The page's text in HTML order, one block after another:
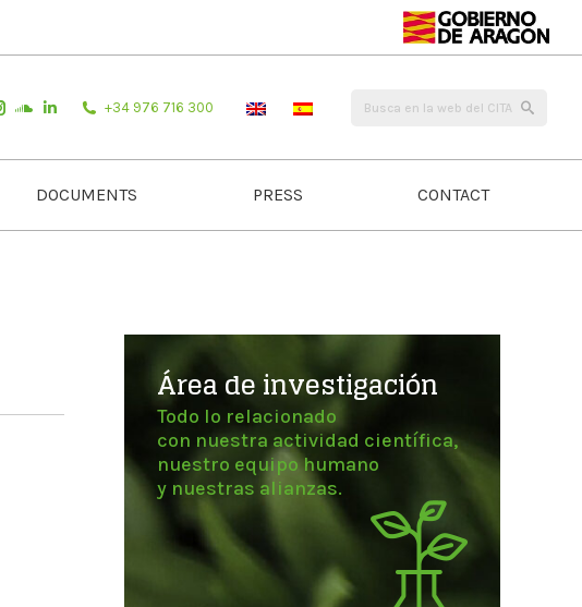
+34 976 716 300
DOCUMENTS PRESS CONTACT
Área de investigación
Todo lo relacionado
con nuestra actividad científica,
nuestro equipo humano
y nuestras alianzas.